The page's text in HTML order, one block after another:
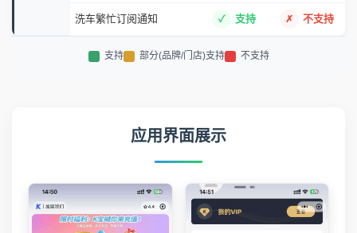
洗车繁忙订阅通知 支持 不支持
支持 部分(品牌/门店)支持 不支持
应用界面展示